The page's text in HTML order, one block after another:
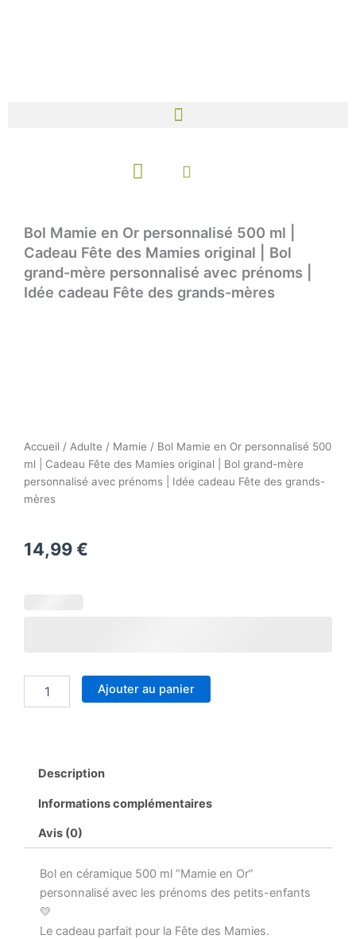
Panier
Bol Mamie en Or personnalisé 500 ml |
Cadeau Fête des Mamies original | Bol
grand-mère personnalisé avec prénoms |
Idée cadeau Fête des grands-mères
Accueil / Adulte / Mamie / Bol Mamie en Or personnalisé 500
ml | Cadeau Fête des Mamies original | Bol grand-mère
personnalisé avec prénoms | Idée cadeau Fête des grands-
mères
14,99€
personnalisé
des
Mamies
original
mère
personnalisé
avec
prénoms
Ajouter au panier
Description
Informations complémentaires
Avis (0)
Bol en céramique 500 ml “Mamie en Or”
personnalisé avec les prénoms des petits-enfants
💛
Le cadeau parfait pour la Fête des Mamies.